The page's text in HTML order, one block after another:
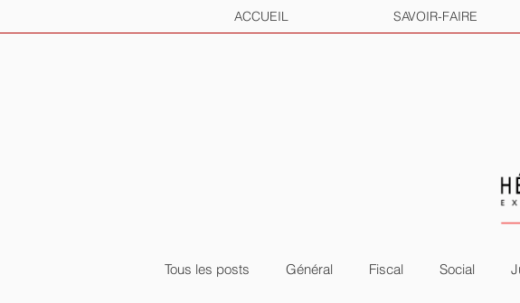
ACCUEIL SAVOIR-FAIRE
Tous les posts Général Fiscal Social